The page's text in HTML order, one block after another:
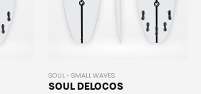
SOUL - SMALL WAVES
SOUL DELOCOS